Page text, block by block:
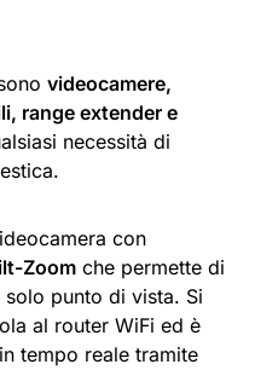
videocamere,
range extender e
necessità di
con
Zoom che permette di
punto di vista. Si
al router WiFi ed è
tempo reale tramite